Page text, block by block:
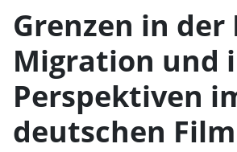
Grenzen in der
Migration und
Perspektiven
deutschen Film